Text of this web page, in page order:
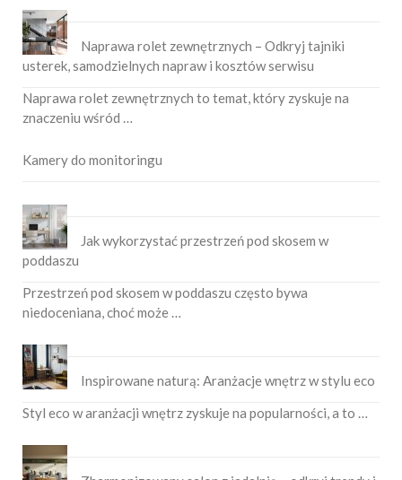
Naprawa rolet zewnętrznych – Odkryj tajniki
usterek, samodzielnych napraw i kosztów serwisu
Naprawa rolet zewnętrznych to temat, który zyskuje na
znaczeniu wśród …
Kamery do monitoringu
Jak wykorzystać przestrzeń pod skosem w
poddaszu
Przestrzeń pod skosem w poddaszu często bywa
niedoceniana, choć może …
Inspirowane naturą: Aranżacje wnętrz w stylu eco
Styl eco w aranżacji wnętrz zyskuje na popularności, a to …